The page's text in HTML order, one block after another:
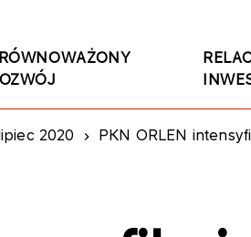
2020 PKN ORLEN